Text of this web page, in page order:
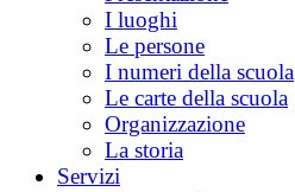
I luoghi
Le persone
I numeri della scuola
Le carte della scuola
Organizzazione
La storia
Servizi